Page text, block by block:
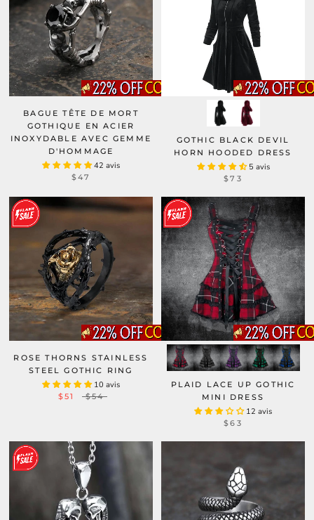
BAGUE TÊTE DE MORT
GOTHIQUE EN ACIER
INOXYDABLE AVEC GEMME
D'HOMMAGE
42 avis
$47
GOTHIC BLACK DEVIL
HORN HOODED DRESS
5 avis
$73
ROSE THORNS STAINLESS
STEEL GOTHIC RING
10 avis
$51 $54
PLAID LACE UP GOTHIC
MINI DRESS
12 avis
$63